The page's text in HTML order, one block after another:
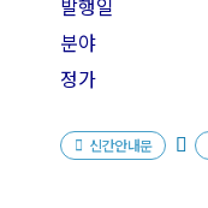
분야
정가
신간안내문